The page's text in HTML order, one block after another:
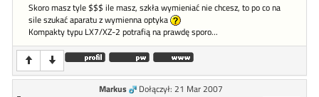
Skoro masz tyle $$$ ile masz, szkła wymieniać nie chcesz, to po co na
sile szukać aparatu z wymienna optyka
Kompakty typu LX7/XZ-2 potrafią na prawdę sporo...
Markus
Dołączył: 21 Mar 2007